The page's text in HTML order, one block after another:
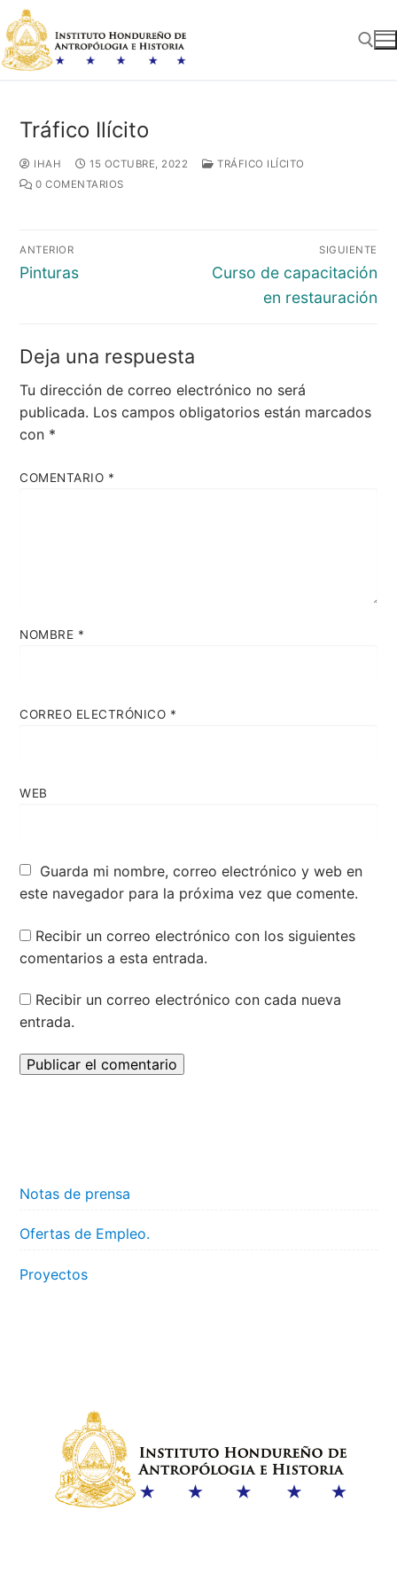
al
contenido
Tráfico Ilícito
IHAH 15 OCTUBRE, 2022
TRÁFICO ILÍCITO
0 COMENTARIOS
Navegación
de
ANTERIOR
Entrada
Pinturas
SIGUIENTE
Entrada
siguiente:
Curso de capacitación
en restauración
Deja una respuesta
Tu dirección de correo electrónico no será
publicada. Los campos obligatorios están marcados
con *
COMENTARIO *
NOMBRE *
CORREO ELECTRÓNICO *
WEB
Guarda mi nombre, correo electrónico y web en
este navegador para la próxima vez que comente.
Recibir un correo electrónico con los siguientes
comentarios a esta entrada.
Recibir un correo electrónico con cada nueva
entrada.
Notas de prensa
Ofertas de Empleo.
Proyectos